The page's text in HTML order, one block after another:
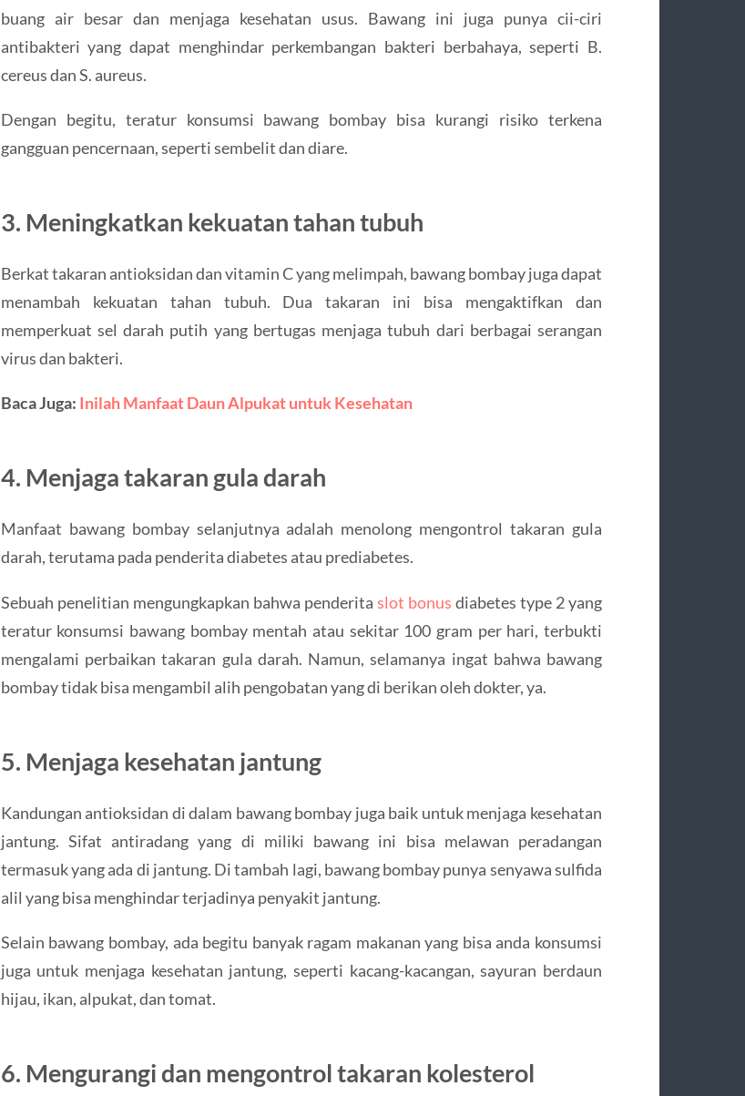
buang air besar dan menjaga kesehatan usus. Bawang ini juga punya cii-ciri
antibakteri yang dapat menghindar perkembangan bakteri berbahaya, seperti B.
cereus dan S. aureus.
Dengan begitu, teratur konsumsi bawang bombay bisa kurangi risiko terkena
gangguan pencernaan, seperti sembelit dan diare.
3. Meningkatkan kekuatan tahan tubuh
Berkat takaran antioksidan dan vitamin C yang melimpah, bawang bombay juga dapat
menambah kekuatan tahan tubuh. Dua takaran ini bisa mengaktifkan dan
memperkuat sel darah putih yang bertugas menjaga tubuh dari berbagai serangan
virus dan bakteri.
Baca Juga: Inilah Manfaat Daun Alpukat untuk Kesehatan
4. Menjaga takaran gula darah
Manfaat bawang bombay selanjutnya adalah menolong mengontrol takaran gula
darah, terutama pada penderita diabetes atau prediabetes.
Sebuah penelitian mengungkapkan bahwa penderita slot bonus diabetes type 2 yang
teratur konsumsi bawang bombay mentah atau sekitar 100 gram per hari, terbukti
mengalami perbaikan takaran gula darah. Namun, selamanya ingat bahwa bawang
bombay tidak bisa mengambil alih pengobatan yang di berikan oleh dokter, ya.
5. Menjaga kesehatan jantung
Kandungan antioksidan di dalam bawang bombay juga baik untuk menjaga kesehatan
jantung. Sifat antiradang yang di miliki bawang ini bisa melawan peradangan
termasuk yang ada di jantung. Di tambah lagi, bawang bombay punya senyawa sulfida
alil yang bisa menghindar terjadinya penyakit jantung.
Selain bawang bombay, ada begitu banyak ragam makanan yang bisa anda konsumsi
juga untuk menjaga kesehatan jantung, seperti kacang-kacangan, sayuran berdaun
hijau, ikan, alpukat, dan tomat.
6. Mengurangi dan mengontrol takaran kolesterol